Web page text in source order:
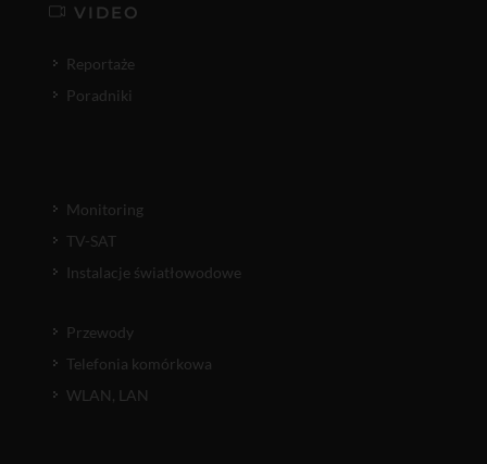
VIDEO
Reportaże
Poradniki
Monitoring
TV-SAT
Instalacje światłowodowe
Przewody
Telefonia komórkowa
WLAN, LAN